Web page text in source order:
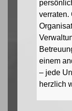
verraten.
einem
– jede
herzlich